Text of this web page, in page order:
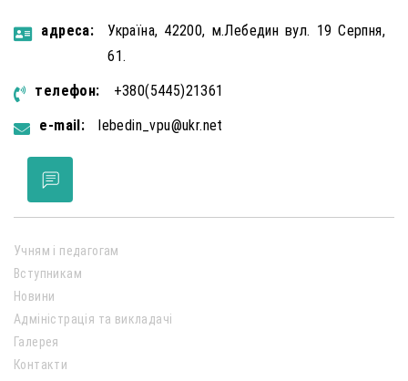
aдресa:
Україна, 42200, м.Лебедин вул. 19 Серпня,
61.
телефон:
+380(5445)21361
e-mail:
lebedin_vpu@ukr.net
Учням і педагогам
Вступникам
Новини
Адміністрація та викладачі
Галерея
Контакти